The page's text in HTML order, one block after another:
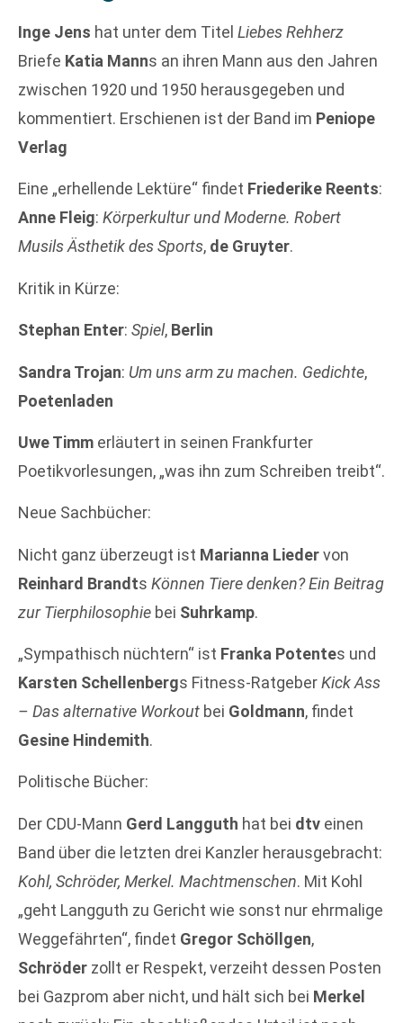
Inge Jens hat unter dem Titel Liebes Rehherz
Briefe Katia Manns an ihren Mann aus den Jahren
zwischen 1920 und 1950 herausgegeben und
kommentiert. Erschienen ist der Band im Peniope
Verlag
Eine „erhellende Lektüre“ findet Friederike Reents:
Anne Fleig: Körperkultur und Moderne. Robert
Musils Ästhetik des Sports, de Gruyter.
Kritik in Kürze:
Stephan Enter: Spiel, Berlin
Sandra Trojan: Um uns arm zu machen. Gedichte,
Poetenladen
Uwe Timm erläutert in seinen Frankfurter
Poetikvorlesungen, „was ihn zum Schreiben treibt“.
Neue Sachbücher:
Nicht ganz überzeugt ist Marianna Liedervon
Reinhard Brandts Können Tiere denken? Ein Beitrag
zur Tierphilosophie bei Suhrkamp.
„Sympathisch nüchtern“ ist Franka Potentes und
Karsten Schellenbergs Fitness-RatgeberKick Ass
– Das alternative Workout bei Goldmann, findet
Gesine Hindemith.
Politische Bücher:
Der CDU-Mann Gerd Langguth hat bei dtv einen
Band über die letzten drei Kanzler herausgebracht:
Kohl, Schröder, Merkel. Machtmenschen. Mit Kohl
„geht Langguth zu Gericht wie sonst nur ehrmalige
Weggefährten“, findet Gregor Schöllgen,
Schröder zollt er Respekt, verzeiht dessen Posten
bei Gazprom aber nicht, und hält sich bei Merkel